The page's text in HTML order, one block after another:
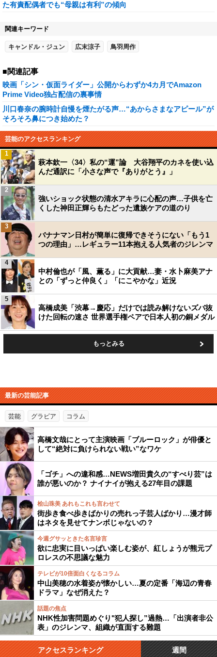
た有責配偶者でも“母親は有利”の傾向
関連キーワード
キャンドル・ジュン 広末涼子 鳥羽周作
■関連記事
映画「シン・仮面ライダー」公開からわずか4カ月でAmazon
Prime Video独占配信の裏事情
川口春奈の腕時計自慢を煙たがる声…“あからさまなアピール”が
そろそろ鼻につき始めた？
芸能のアクセスランキング
萩本欽一〈34〉私の“運”論 大谷翔平のカネを使い込
んだ通訳に「小さな声で『ありがとう』」
1
強いショック状態の清水アキラに心配の声…子供を亡
くした神田正輝らもたどった遺族ケアの道のり
2
バナナマン日村が簡単に復帰できそうにない「もう1
つの理由」…レギュラー11本抱える人気者のジレンマ
3
中村倫也が「風、薫る」に大貢献…妻・水卜麻美アナ
との「ずっと仲良く」「にこやかな」近況
4
高橋成美「渋幕→慶応」だけでは読み解けないズバ抜
けた回転の速さ 世界選手権ペアで日本人初の銅メダル
5
もっとみる
最新の芸能記事
芸能 グラビア コラム
高橋文哉にとって主演映画「ブルーロック」が俳優と
して“絶対に負けられない戦い”なワケ
「ゴチ」への違和感…NEWS増田貴久の“すべり芸”は
誰が悪いのか？ ナイナイが抱える27年目の課題
桧山珠美 あれもこれも言わせて
街歩き食べ歩きばかりの売れっ子芸人ばかり…漫才師
はネタを見せてナンボじゃないの？
今週グサッときた名言珍言
欲に忠実に目いっぱい楽しむ姿が、紅しょうが熊元プ
ロレスの不思議な魅力
テレビが10倍面白くなるコラム
中山美穂の水着姿が懐かしい…夏の定番「海辺の青春
ドラマ」なぜ消えた？
話題の焦点
NHK性加害問題めぐり"犯人探し”過熱…「出演者非公
表」のジレンマ、組織が直面する難題
アクセスランキング 週間